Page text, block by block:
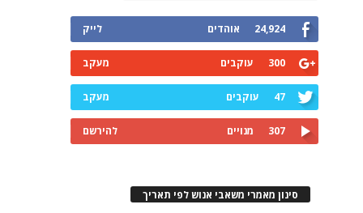
24,924 אוהדים לייק
300 עוקבים מעקב
47 עוקבים מעקב
307 מנויים להירשם
סינון מאמרי משאבי אנוש לפי תאריך